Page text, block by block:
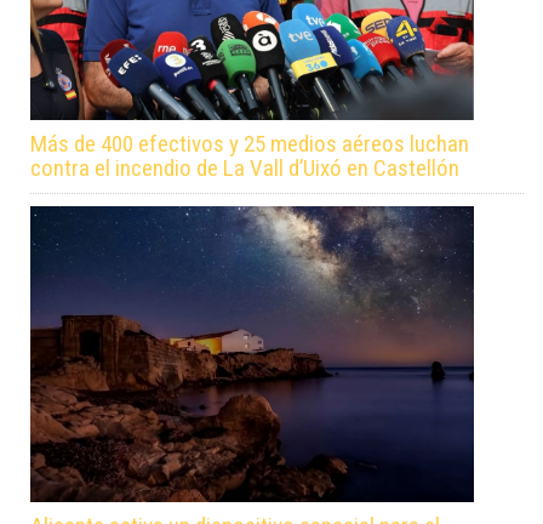
Más de 400 efectivos y 25 medios aéreos luchan
contra el incendio de La Vall d’Uixó en Castellón